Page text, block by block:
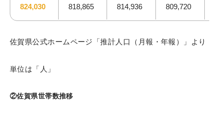
824,030 818,865 814,936 809,720
佐賀県公式ホームページ「推計人口（月報・年報）」より
単位は「人」
②佐賀県世帯数推移